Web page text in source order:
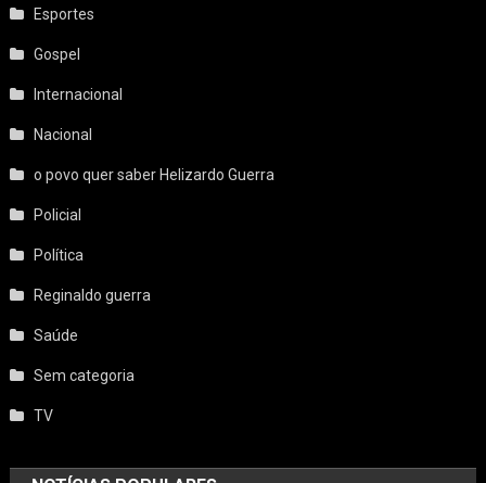
Esportes
Gospel
Internacional
Nacional
o povo quer saber Helizardo Guerra
Policial
Política
Reginaldo guerra
Saúde
Sem categoria
TV